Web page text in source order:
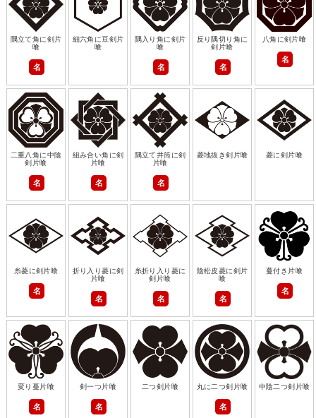
隅立て角に剣片
喰
名
細六角に豆剣片
喰
隅入り角に剣片
喰
名
反り隅切り角に
剣片喰
名
八角に剣片喰
名
二重八角に中陰
剣片喰
名
組み合い角に剣
片喰
名
隅立て井筒に剣
片喰
名
菱地抜き剣片喰 菱に剣片喰
糸菱に剣片喰
名
折り入り菱に剣
片喰
名
糸折り入り菱に
剣片喰
名
陰松皮菱に剣片
喰
名
蔓付き片喰
名
変り蔓片喰
名
剣一つ片喰
名
二つ剣片喰 丸に二つ剣片喰
名
中陰二つ剣片喰